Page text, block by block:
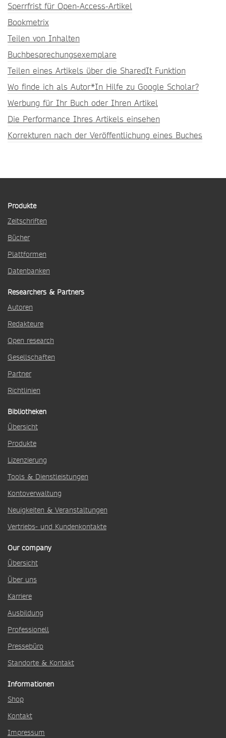
Sperrfrist für Open-Access-Artikel
Bookmetrix
Teilen von Inhalten
Buchbesprechungsexemplare
Teilen eines Artikels über die SharedIt Funktion
Wo finde ich als Autor*In Hilfe zu Google Scholar?
Werbung für Ihr Buch oder Ihren Artikel
Die Performance Ihres Artikels einsehen
Korrekturen nach der Veröffentlichung eines Buches
Produkte
Zeitschriften
Bücher
Plattformen
Datenbanken
Researchers & Partners
Autoren
Redakteure
Open research
Gesellschaften
Partner
Richtlinien
Bibliotheken
Übersicht
Produkte
Lizenzierung
Tools & Dienstleistungen
Kontoverwaltung
Neuigkeiten & Veranstaltungen
Vertriebs- und Kundenkontakte
Our company
Übersicht
Über uns
Karriere
Ausbildung
Professionell
Pressebüro
Standorte & Kontakt
Informationen
Shop
Kontakt
Impressum